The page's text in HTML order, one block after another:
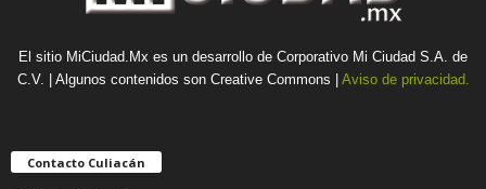
El sitio MiCiudad.Mx es un desarrollo de Corporativo Mi Ciudad S.A. de
C.V. | Algunos contenidos son Creative Commons | Aviso de privacidad.
Contacto Culiacán